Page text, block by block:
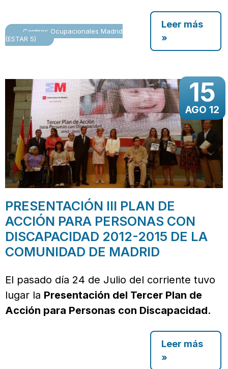
Centros Ocupacionales Madrid
(ESTAR 5)
Leer más
»
15
AGO 12
PRESENTACIÓN III PLAN DE
ACCIÓN PARA PERSONAS CON
DISCAPACIDAD 2012-2015 DE LA
COMUNIDAD DE MADRID
El pasado día 24 de Julio del corriente tuvo
lugar la Presentación del Tercer Plan de
Acción para Personas con Discapacidad.
Leer más
»